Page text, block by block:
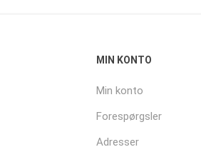
MIN KONTO
Min konto
Forespørgsler
Adresser